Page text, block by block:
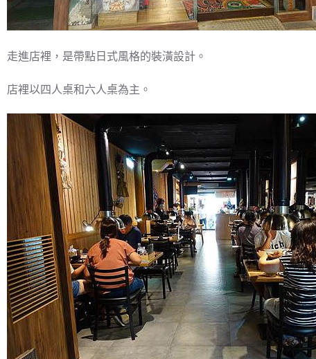
走進店裡，是帶點日式風格的裝潢設計。
店裡以四人桌和六人桌為主。